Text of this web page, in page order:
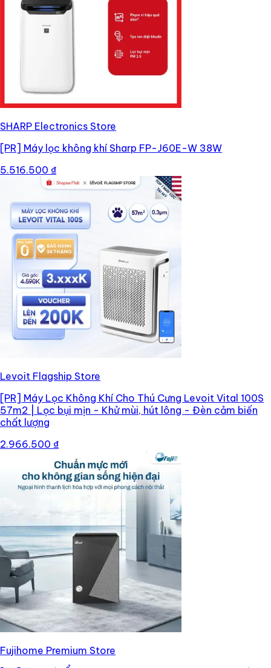
SHARP Electronics Store
[PR] Máy lọc không khí Sharp FP-J60E-W 38W
5.516.500 ₫
Levoit Flagship Store
[PR] Máy Lọc Không Khí Cho Thú Cưng Levoit Vital 100S
57m2 | Lọc bụi mịn - Khử mùi, hút lông - Đèn cảm biến
chất lượng
2.966.500 ₫
Fujihome Premium Store